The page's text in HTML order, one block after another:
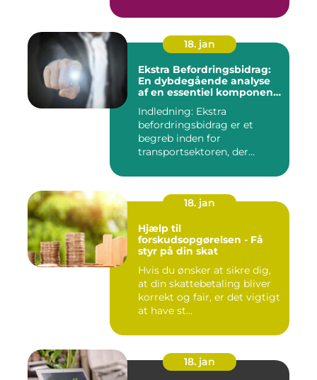
18. jan
Ekstra Befordringsbidrag:
En dybdegående analyse
af en essentiel komponent
Indledning: Ekstra
befordringsbidrag er et
begreb inden for
transportsektoren, der
18. jan
Hjælp til
forskudsopgørelsen - Få
styr på din skat
Hvis du ønsker at sikre dig,
at din skattebetaling bliver
korrekt og fair, er det vigtigt
at have st...
18. jan